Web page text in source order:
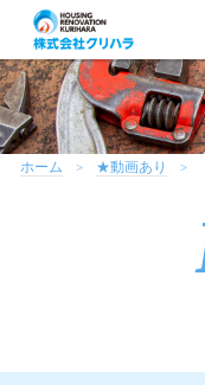
ホーム ★動画あり